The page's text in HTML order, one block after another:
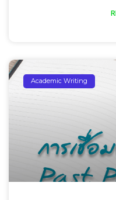
Academic Writing